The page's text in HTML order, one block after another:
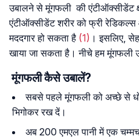
उबालने से मूंगफली की एंटीऑक्सीडेंट
एंटीऑक्सीडेंट शरीर को फ्री
मददगार हो सकता है (1) । इसलिए,
खाया जा सकता है। नीचे हम मूंगफली
मूंगफली कैसे उबालें?
सबसे पहले मूंगफली को अच्छे से
भिगोकर रख दें।
अब 200 एमएल पानी में एक